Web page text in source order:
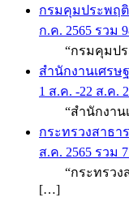
กรมคุมประพฤ
ก.ค. 2565 รวม
“กรมคุมประพ
สำนักงานเศรษ
1 ส.ค. -22 ส.ค.
“สำนักงานเศ
กระทรวงสาธ
ส.ค. 2565 รวม
“กระทรวงสา
[…]